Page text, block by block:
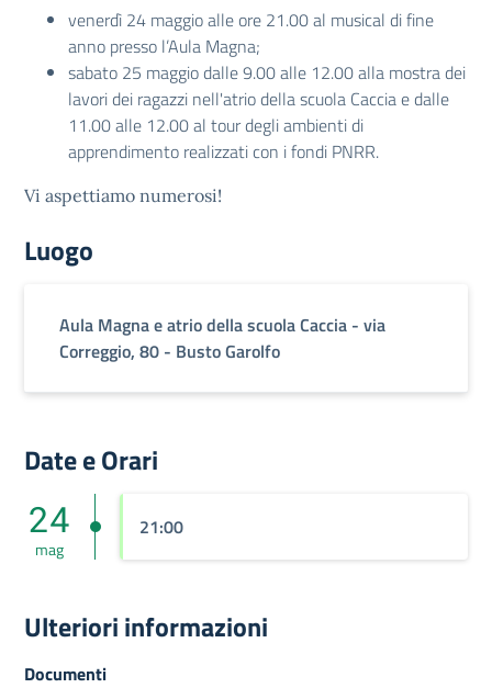
venerdì 24 maggio alle ore 21.00 al musical di fine
anno presso l’Aula Magna;
sabato 25 maggio dalle 9.00 alle 12.00 alla mostra dei
lavori dei ragazzi nell'atrio della scuola Caccia e dalle
11.00 alle 12.00 al tour degli ambienti di
apprendimento realizzati con i fondi PNRR.
Vi aspettiamo numerosi!
Luogo
Aula Magna e atrio della scuola Caccia - via
Correggio, 80 - Busto Garolfo
Date e Orari
24
mag
21:00
Ulteriori informazioni
Documenti